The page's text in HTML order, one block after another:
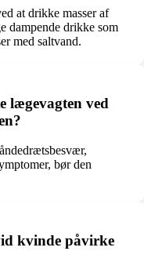
at drikke masser af
dampende drikke som
med saltvand.
lægevagten ved
bør den
kvinde påvirke